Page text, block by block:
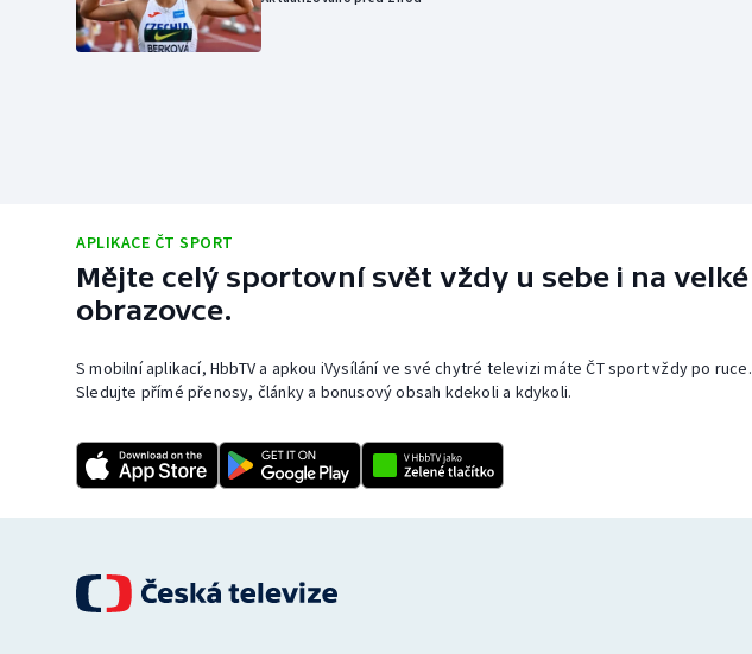
APLIKACE ČT SPORT
Mějte celý sportovní svět vždy u sebe i na velké
obrazovce.
S mobilní aplikací, HbbTV a apkou iVysílání ve své chytré televizi máte ČT sport vždy po ruce.
Sledujte přímé přenosy, články a bonusový obsah kdekoli a kdykoli.